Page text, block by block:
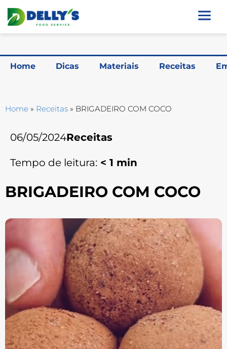
Home Dicas Materiais Receitas
Home » Receitas » BRIGADEIRO COM COCO
06/05/2024Receitas
Tempo de leitura: < 1 min
BRIGADEIRO COM COCO